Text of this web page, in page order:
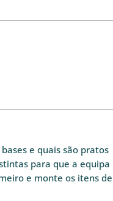
e quais são pratos
para que a equipa
e monte os itens de